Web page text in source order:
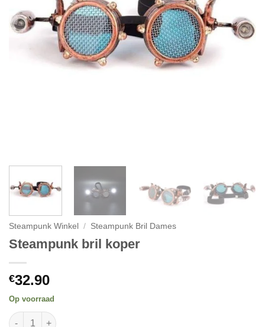
Steampunk Winkel / Steampunk Bril Dames
Steampunk bril koper
€32.90
Op voorraad
Steampunk bril koper aantal